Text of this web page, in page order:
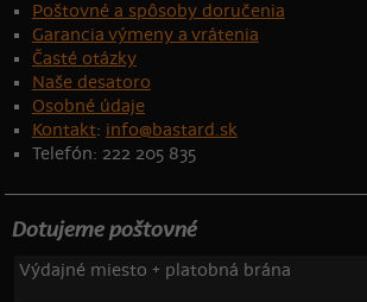
Poštovné a spôsoby doručenia
Garancia výmeny a vrátenia
Časté otázky
Naše desatoro
Osobné údaje
Kontakt: info@bastard.sk
Telefón: 222 205 835
Dotujeme poštovné
Výdajné miesto + platobná brána